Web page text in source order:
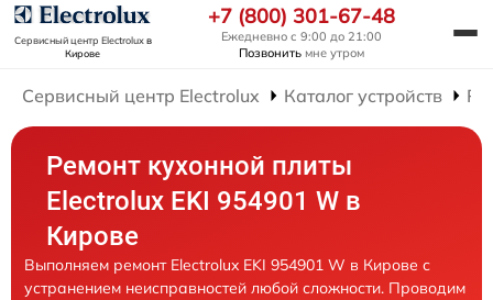
Сервисный центр Electroluxв
Кирове
+7 (800) 301-67-48
Ежедневно с 9:00 до 21:00
Позвонить мне утром
Сервисный центр Electrolux Каталог устройств
Ремонт кухонной плиты
Electrolux EKI 954901 W в
Кирове
Выполняем ремонт Electrolux EKI 954901 W в Кирове с
устранением неисправностей любой сложности. Проводим